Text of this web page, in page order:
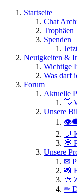
Startseite
Chat
Trophäen
Spenden
Neuigkeiten &
Wichtige
Was darf
Forum
Aktuelle
👋
Unsere
👁️‍🗨️
💬
💭
Unsere
✉
📸
🎨
✏